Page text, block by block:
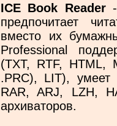
ICE Book Reader-
предпочитает
вместо их
Professional
(TXT, RTF, HTML,
.PRC), LIT), умеет
RAR, ARJ, LZH,
архиваторов.